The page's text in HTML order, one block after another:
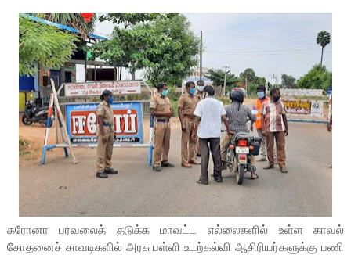
கரோனா பரவலைத் தடுக்க மாவட்ட எல்லைகளில் உள்ள காவல்
சோதனைச் சாவடிகளில் அரசு பள்ளி உடற்கல்வி ஆசிரியர்களுக்கு பணி